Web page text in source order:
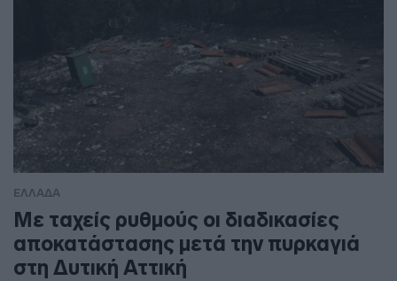
ΕΛΛΑΔΑ
Με ταχείς ρυθμούς οι διαδικασίες
αποκατάστασης μετά την πυρκαγιά
στη Δυτική Αττική